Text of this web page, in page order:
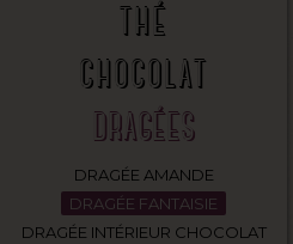
THÉ
CHOCOLAT
DRAGÉES
DRAGÉE AMANDE
DRAGÉE FANTAISIE
DRAGÉE INTÉRIEUR CHOCOLAT